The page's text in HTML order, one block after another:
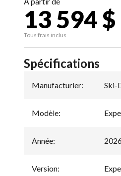
13 594 $
Tous frais inclus
Spécifications
Manufacturier: Ski-
Modèle:
Année:
Version: